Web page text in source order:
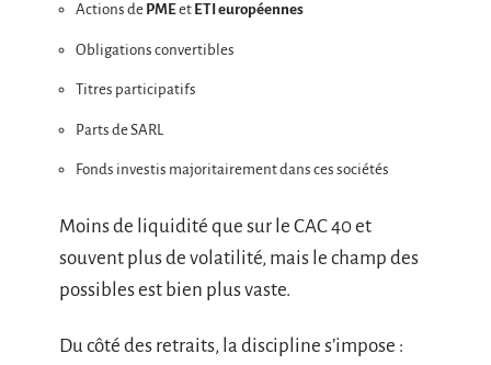
Actions de PMEet ETI européennes
Obligations convertibles
Titres participatifs
Parts de SARL
Fonds investis majoritairement dans ces sociétés
Moins de liquidité que sur le CAC 40 et
souvent plus de volatilité, mais le champ des
possibles est bien plus vaste.
Du côté des retraits, la discipline s’impose :